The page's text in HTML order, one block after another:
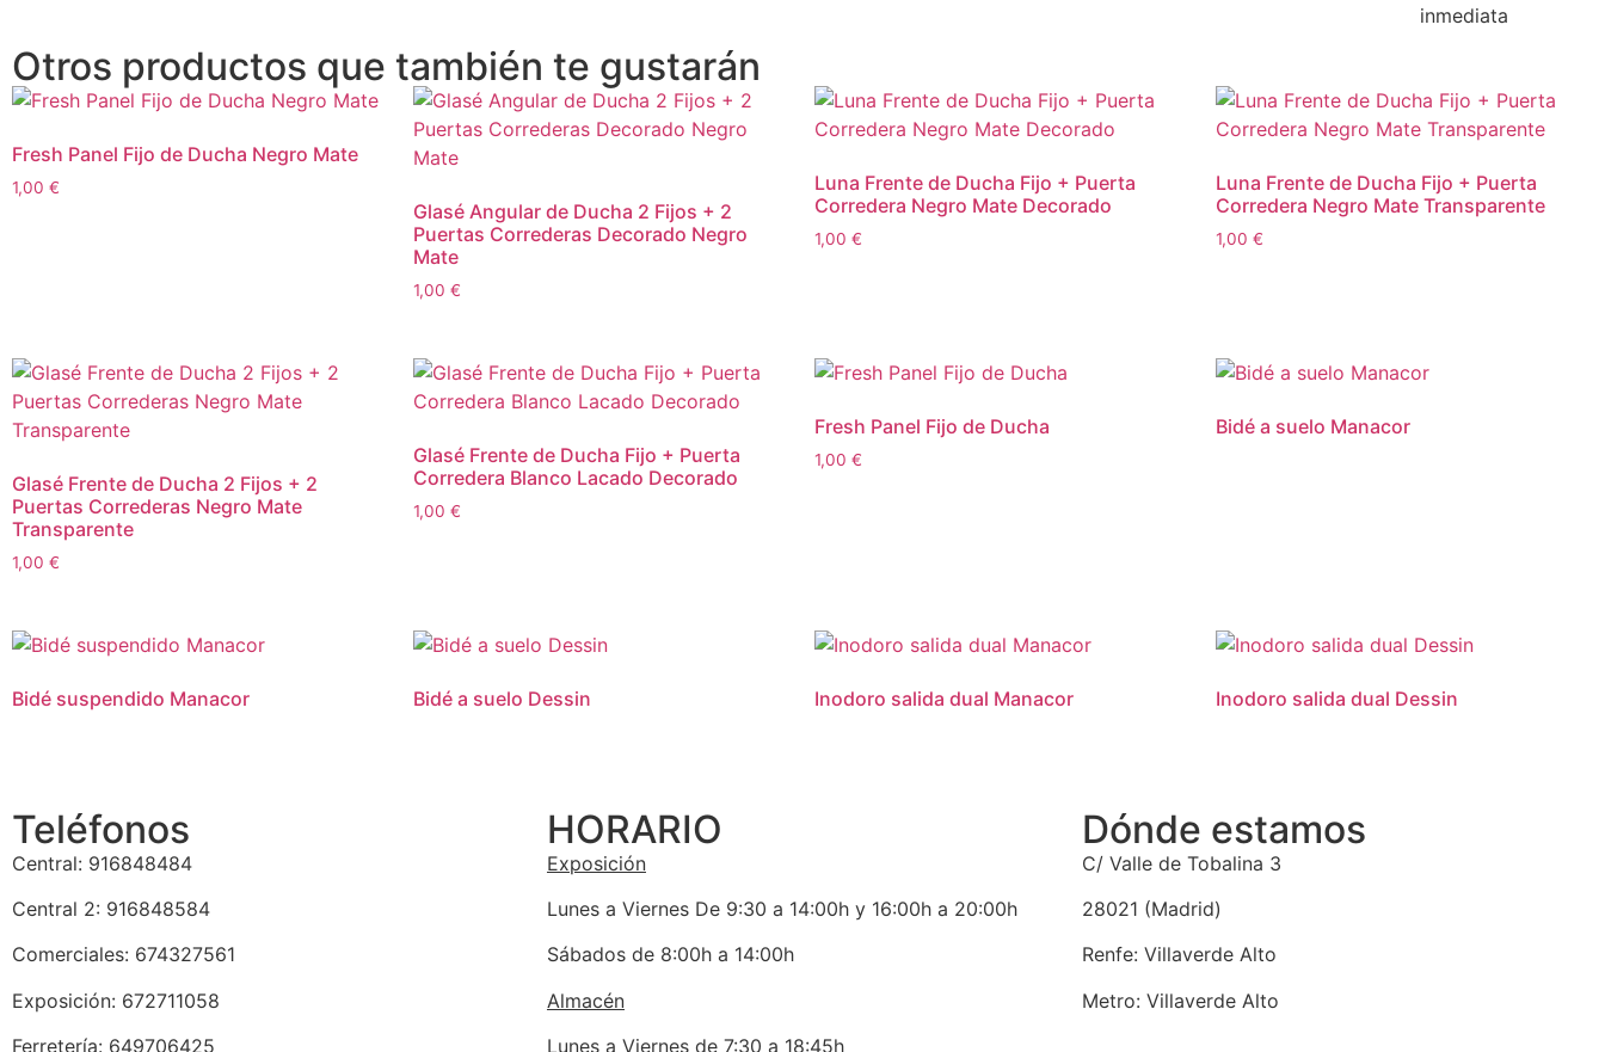
inmediata
Otros productos que también te gustarán
Fresh Panel Fijo de Ducha Negro Mate
1,00 €
Glasé Angular de Ducha 2 Fijos + 2
Puertas Correderas Decorado Negro
Mate
1,00 €
Luna Frente de Ducha Fijo + Puerta
Corredera Negro Mate Decorado
1,00 €
Luna Frente de Ducha Fijo + Puerta
Corredera Negro Mate Transparente
1,00 €
Glasé Frente de Ducha 2 Fijos + 2
Puertas Correderas Negro Mate
Transparente
1,00 €
Glasé Frente de Ducha Fijo + Puerta
Corredera Blanco Lacado Decorado
1,00 €
Fresh Panel Fijo de Ducha
1,00 €
Bidé a suelo Manacor
Bidé suspendido Manacor Bidé a suelo Dessin Inodoro salida dual Manacor Inodoro salida dual Dessin
Teléfonos
Central: 916848484
Central 2: 916848584
Comerciales: 674327561
Exposición: 672711058
Ferretería: 649706425
HORARIO
Exposición
Lunes a Viernes De 9:30 a 14:00h y 16:00h a 20:00h
Sábados de 8:00h a 14:00h
Almacén
Lunes a Viernes de 7:30 a 18:45h
Dónde estamos
C/ Valle de Tobalina 3
28021 (Madrid)
Renfe: Villaverde Alto
Metro: Villaverde Alto